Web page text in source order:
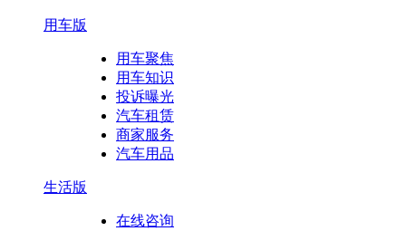
用车版
用车聚焦
用车知识
投诉曝光
汽车租赁
商家服务
汽车用品
生活版
在线咨询